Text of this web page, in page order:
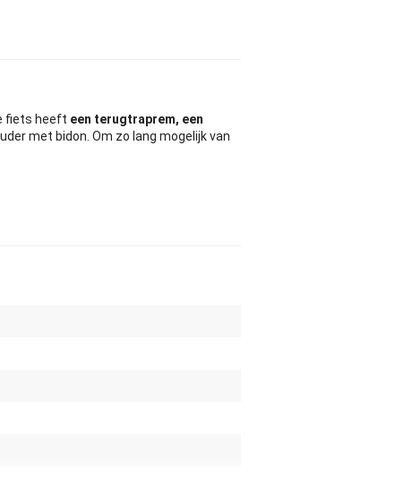
fiets heeft een terugtraprem, een
met bidon. Om zo lang mogelijk van